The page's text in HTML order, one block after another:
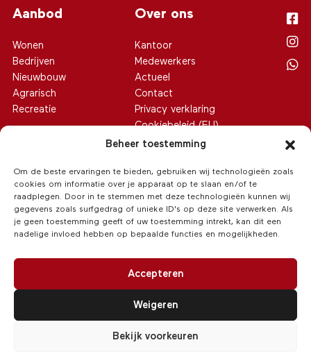
Beheer toestemming
Om de beste ervaringen te bieden, gebruiken wij technologieën zoals
cookies om informatie over je apparaat op te slaan en/of te
raadplegen. Door in te stemmen met deze technologieën kunnen wij
gegevens zoals surfgedrag of unieke ID's op deze site verwerken. Als
je geen toestemming geeft of uw toestemming intrekt, kan dit een
nadelige invloed hebben op bepaalde functies en mogelijkheden.
Accepteren
Weigeren
Bekijk voorkeuren
Aanbod
Wonen
Bedrijven
Nieuwbouw
Agrarisch
Recreatie
Over ons
Kantoor
Medewerkers
Actueel
Contact
Privacy verklaring
Cookiebeleid (EU)